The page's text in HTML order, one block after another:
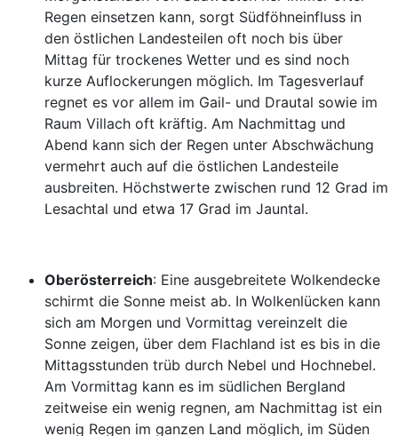
Regen einsetzen kann, sorgt Südföhneinfluss in
den östlichen Landesteilen oft noch bis über
Mittag für trockenes Wetter und es sind noch
kurze Auflockerungen möglich. Im Tagesverlauf
regnet es vor allem im Gail- und Drautal sowie im
Raum Villach oft kräftig. Am Nachmittag und
Abend kann sich der Regen unter Abschwächung
vermehrt auch auf die östlichen Landesteile
ausbreiten. Höchstwerte zwischen rund 12 Grad im
Lesachtal und etwa 17 Grad im Jauntal.
Oberösterreich: Eine ausgebreitete Wolkendecke
schirmt die Sonne meist ab. In Wolkenlücken kann
sich am Morgen und Vormittag vereinzelt die
Sonne zeigen, über dem Flachland ist es bis in die
Mittagsstunden trüb durch Nebel und Hochnebel.
Am Vormittag kann es im südlichen Bergland
zeitweise ein wenig regnen, am Nachmittag ist ein
wenig Regen im ganzen Land möglich, im Süden